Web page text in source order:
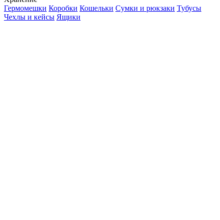
Гермомешки Коробки Кошельки Сумки и рюкзаки Тубусы
Чехлы и кейсы Ящики